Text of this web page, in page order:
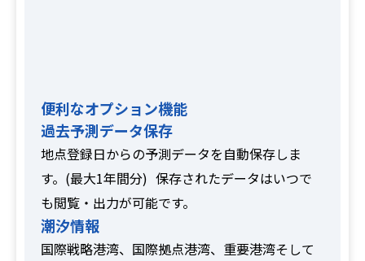
便利なオプション機能
過去予測データ保存
地点登録日からの予測データを自動保存しま
す。(最大1年間分) 保存されたデータはいつで
も閲覧・出力が可能です。
潮汐情報
国際戦略港湾、国際拠点港湾、重要港湾そして